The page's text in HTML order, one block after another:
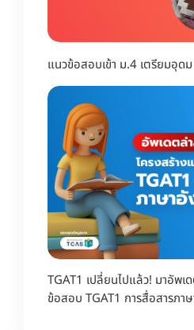
แนวข้อสอบเข้า ม.4 เตรียมอุด
TGAT1 เปลี่ยนไปแล้ว! มาอัพเ
ข้อสอบ TGAT1 การสื่อสารภา